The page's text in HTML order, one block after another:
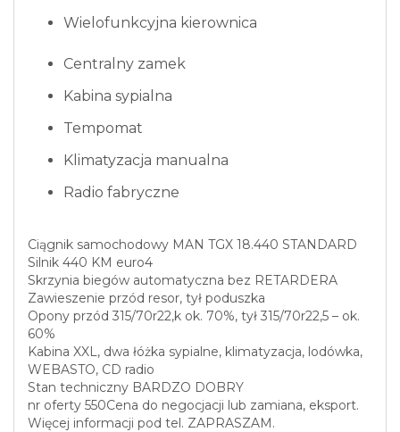
Wielofunkcyjna kierownica
Centralny zamek
Kabina sypialna
Tempomat
Klimatyzacja manualna
Radio fabryczne
Ciągnik samochodowy MAN TGX 18.440 STANDARD
Silnik 440 KM euro4
Skrzynia biegów automatyczna bez RETARDERA
Zawieszenie przód resor, tył poduszka
Opony przód 315/70r22,k ok. 70%, tył 315/70r22,5 – ok.
60%
Kabina XXL, dwa łóżka sypialne, klimatyzacja, lodówka,
WEBASTO, CD radio
Stan techniczny BARDZO DOBRY
nr oferty 550Cena do negocjacji lub zamiana, eksport.
Więcej informacji pod tel. ZAPRASZAM.